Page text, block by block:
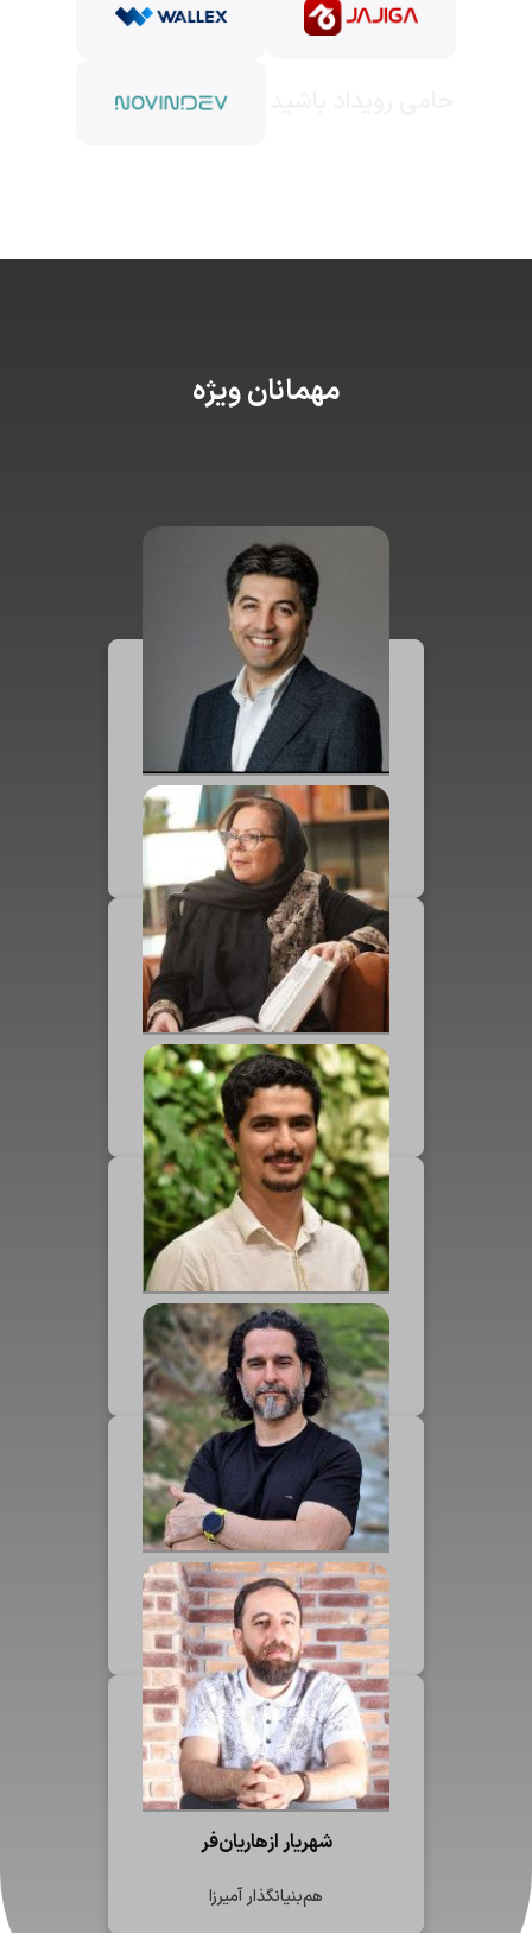
مهمانان ویژه
نیما نامداری
مدیرعامل کارنامه
بئاتریس سالاس
مترجم شاهنامه به زبان اسپانیایی
محمد حسین توفیق زاده
پژوهشگر قصه
بابک سهرابی
مدیرعامل جاجیگا
شهریار ازهاریان‌فر
هم‌بنیانگذار آمیرزا